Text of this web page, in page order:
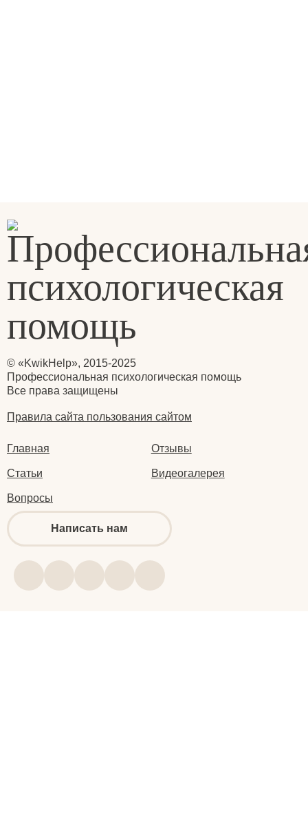
© «KwikHelp», 2015-2025
Профессиональная психологическая помощь
Все права защищены
Правила сайта пользования сайтом
Главная Отзывы
Статьи Видеогалерея
Вопросы
Написать нам